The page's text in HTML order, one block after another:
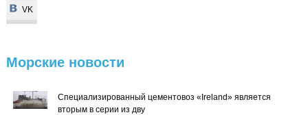
VK
VK
Морские новости
Специализированный цементовоз «Ireland» является
вторым в серии из дву